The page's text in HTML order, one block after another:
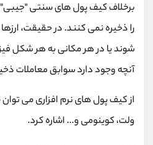
برخلاف کیف پول های سنتی
را ذخیره نمی کنند. در حقیقت،
شوند یا در هر مکانی به هر شکل
آنچه وجود دارد سوابق معاملات
از کیف پول های نرم افزاری می
ولت، کوینومی و... اشاره کرد.